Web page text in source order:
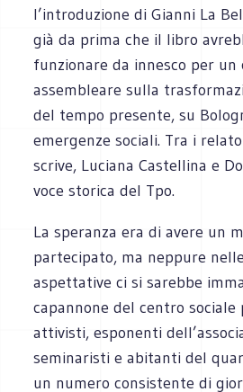
l’introduzione di Gianni La
già da prima che il libro
funzionare da innesco per
assembleare sulla
del tempo presente, su
emergenze sociali. Tra i
scrive, Luciana Castellina e
voce storica del Tpo.
La speranza era di avere un
partecipato, ma neppure
aspettative ci si sarebbe
capannone del centro sociale
attivisti, esponenti
seminaristi e abitanti del
un numero consistente di